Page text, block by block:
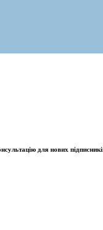
для нових